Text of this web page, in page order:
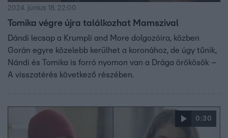
2024. június 18. 22:00
Tomika végre újra találkozhat Mamszival
Dándi lecsap a Krumpli and More dolgozóira, közben
Gorán egyre közelebb kerülhet a koronához, de úgy tűnik,
Nándi és Tomika is forró nyomon van a Drága örökösök –
A visszatérés következő részében.
0:30